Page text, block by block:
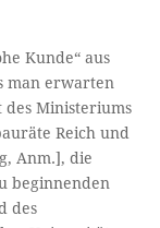
Kunde“ aus
man erwarten
Ministeriums
Reich und
Anm.], die
beginnenden
des